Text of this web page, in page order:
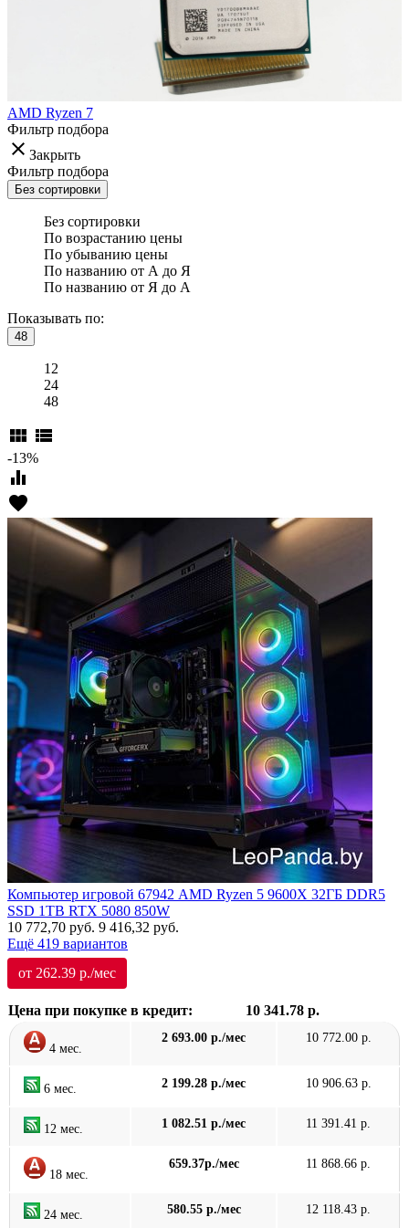
AMD Ryzen 7
Фильтр подбора
clear Закрыть
Фильтр подбора
Без сортировки
Без сортировки
По возрастанию цены
По убыванию цены
По названию от А до Я
По названию от Я до А
Показывать по:
48
12
24
48
view_module view_list
-13%
equalizer
favorite
Компьютер игровой 67942 AMD Ryzen 5 9600X 32ГБ DDR5
SSD 1TB RTX 5080 850W
10 772,70 руб. 9 416,32 руб.
Ещё 419 вариантов
от 262.39 р./мес
Цена при покупке в кредит: 10 341.78 р.
4 мес.
2 693.00 р./мес 10 772.00 р.
6 мес. 2 199.28 р./мес 10 906.63 р.
12 мес. 1 082.51 р./мес 11 391.41 р.
18 мес.
659.37р./мес 11 868.66 р.
24 мес. 580.55 р./мес 12 118.43 р.